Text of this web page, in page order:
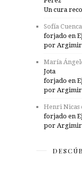
Un cura
Sofía Cuenca
forjado en
por
María
Jota
forjado en
por
Henri Nicas
forjado en
por